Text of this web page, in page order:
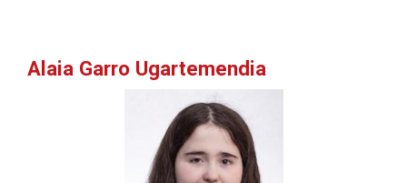
Alaia Garro Ugartemendia